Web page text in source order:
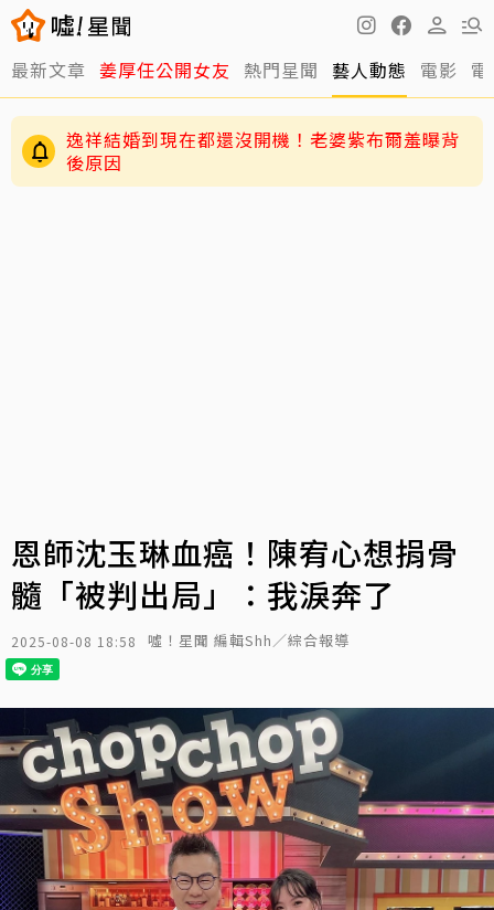
最新文章 姜厚任公開女友 熱門星聞 藝人動態 電影
逸祥結婚到現在都還沒開機！老婆紫布爾羞曝背
後原因
恩師沈玉琳血癌！陳宥心想捐骨
髓「被判出局」：我淚奔了
2025-08-08 18:58 噓！星聞 編輯Shh／綜合報導